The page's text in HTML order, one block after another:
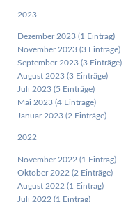
2023
Dezember 2023 (1 Eintrag)
November 2023 (3 Einträge)
September 2023 (3 Einträge)
August 2023 (3 Einträge)
Juli 2023 (5 Einträge)
Mai 2023 (4 Einträge)
Januar 2023 (2 Einträge)
2022
November 2022 (1 Eintrag)
Oktober 2022 (2 Einträge)
August 2022 (1 Eintrag)
Juli 2022 (1 Eintrag)